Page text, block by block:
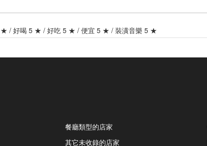
/ 好喝 5 ★ / 好吃 5 ★ / 便宜 5 ★ / 裝潢音樂 5 ★
餐廳類型的店家
其它未收錄的店家